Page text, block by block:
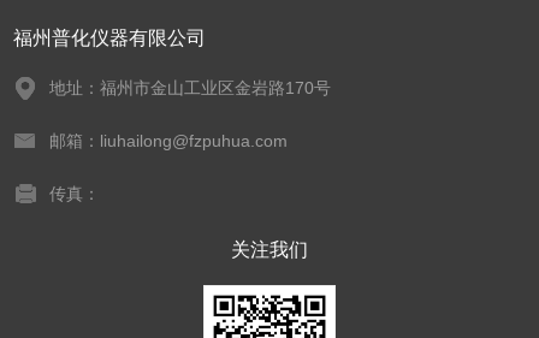
福州普化仪器有限公司
地址：福州市金山工业区金岩路170号
邮箱：liuhailong@fzpuhua.com
传真：
关注我们